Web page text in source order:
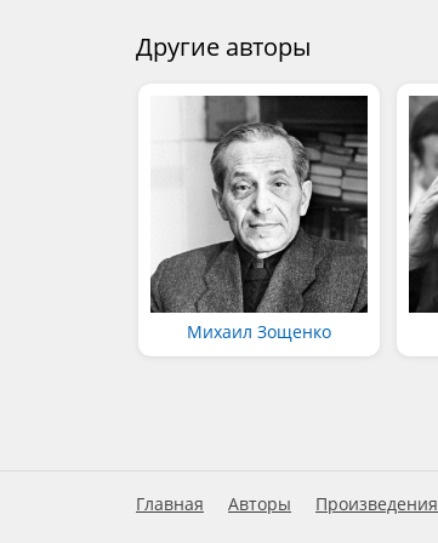
Другие авторы
Михаил Зощенко
Главная Авторы Произведения